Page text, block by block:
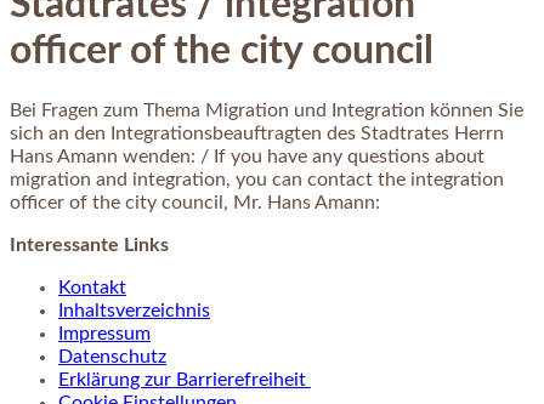
officer of the city council
Bei Fragen zum Thema Migration und Integration können Sie
sich an den Integrationsbeauftragten des Stadtrates Herrn
Hans Amann wenden: / If you have any questions about
migration and integration, you can contact the integration
officer of the city council, Mr. Hans Amann:
Interessante Links
Kontakt
Inhaltsverzeichnis
Impressum
Datenschutz
Erklärung zur Barrierefreiheit